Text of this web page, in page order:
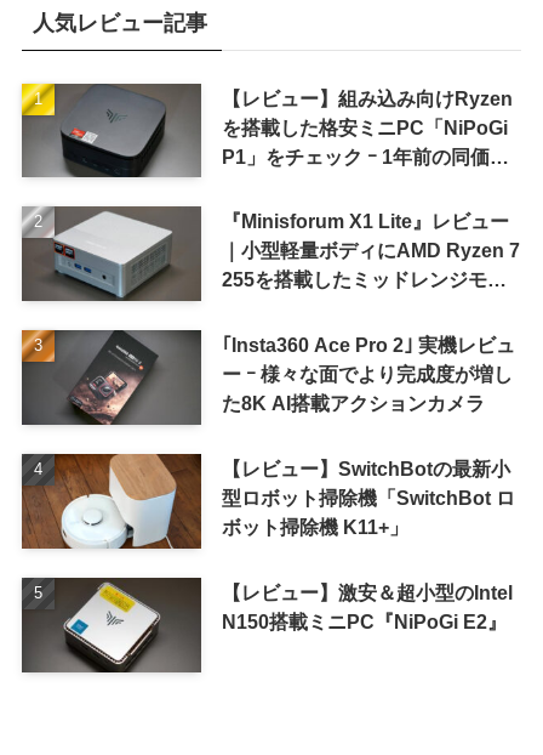
人気レビュー記事
【レビュー】組み込み向けRyzen
を搭載した格安ミニPC「NiPoGi
P1」をチェック ｰ 1年前の同価格
『Minisforum X1 Lite』レビュー
｜小型軽量ボディにAMD Ryzen 7
255を搭載したミッドレンジモデ
｢Insta360 Ace Pro 2｣ 実機レビュ
ー ｰ 様々な面でより完成度が増し
た8K AI搭載アクションカメラ
【レビュー】SwitchBotの最新小
型ロボット掃除機「SwitchBot ロ
ボット掃除機 K11+」
【レビュー】激安＆超小型のIntel
N150搭載ミニPC『NiPoGi E2』